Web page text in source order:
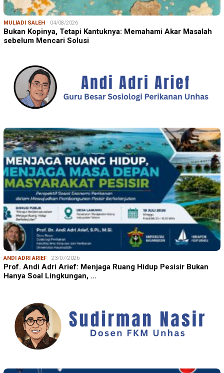
MULIADI SALEH 04/08/2026
Bukan Kopinya, Tetapi Kantuknya: Memahami Akar Masalah
sebelum Mencari Solusi
ANDI ADRI ARIEF 23/07/2026
Prof. Andi Adri Arief: Menjaga Ruang Hidup Pesisir Bukan
Hanya Soal Lingkungan, …